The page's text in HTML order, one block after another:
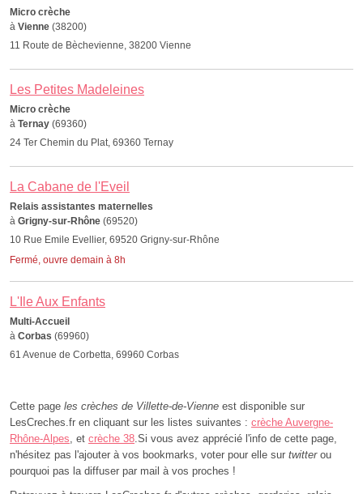
Micro crèche
à Vienne (38200)
11 Route de Bèchevienne, 38200 Vienne
Les Petites Madeleines
Micro crèche
à Ternay (69360)
24 Ter Chemin du Plat, 69360 Ternay
La Cabane de l'Eveil
Relais assistantes maternelles
à Grigny-sur-Rhône (69520)
10 Rue Emile Evellier, 69520 Grigny-sur-Rhône
Fermé, ouvre demain à 8h
L'Ile Aux Enfants
Multi-Accueil
à Corbas (69960)
61 Avenue de Corbetta, 69960 Corbas
Cette page les crèches de Villette-de-Vienne est disponible sur
LesCreches.fr en cliquant sur les listes suivantes : crèche Auvergne-
Rhône-Alpes, et crèche 38.Si vous avez apprécié l'info de cette page,
n'hésitez pas l'ajouter à vos bookmarks, voter pour elle sur twitterou
pourquoi pas la diffuser par mail à vos proches !